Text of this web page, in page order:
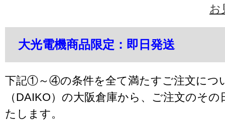
お
大光電機商品限定：即日発送
下記①～④の条件を全て満たすご注文につ
（DAIKO）の大阪倉庫から、ご注文のそ
たします。